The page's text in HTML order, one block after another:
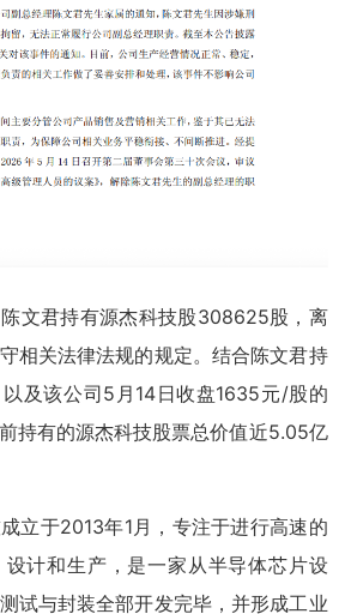
文君持有源杰科技股308625股，离
相关法律法规的规定。结合陈文君持
及该公司5月14日收盘1635元/股的
持有的源杰科技股票总价值近5.05亿
立于2013年1月，专注于进行高速的
计和生产，是一家从半导体芯片设
试与封装全部开发完毕，并形成工业